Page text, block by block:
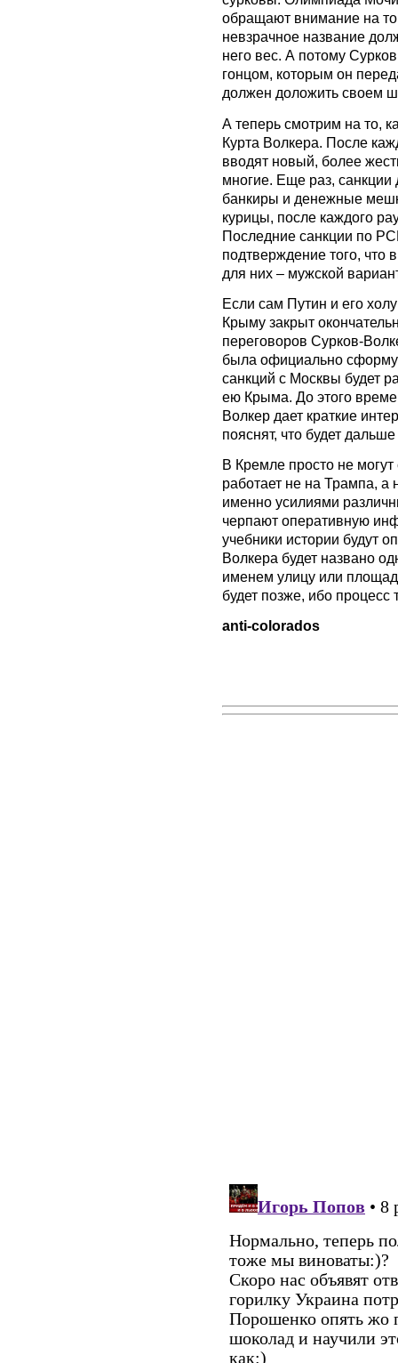
обращают внимание на
невзрачное название
него вес. А потому
гонцом, которым он
должен доложить своем
А теперь смотрим на то,
Курта Волкера. После
вводят новый, более
многие. Еще раз,
банкиры и денежные
курицы, после каждого
Последние санкции по
подтверждение того, что
для них – мужской
Если сам Путин и его
Крыму закрыт
переговоров Сурков-
была официально
санкций с Москвы будет
ею Крыма. До этого
Волкер дает краткие
пояснят, что будет
В Кремле просто не могут
работает не на Трампа,
именно усилиями
черпают оперативную
учебники истории будут
Волкера будет названо
именем улицу или
будет позже, ибо процесс
anti-colorados